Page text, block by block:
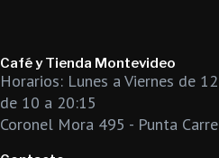
Café y Tienda Montevideo
Horarios: Lunes a Viernes de
de 10 a 20:15
Coronel Mora 495 - Punta